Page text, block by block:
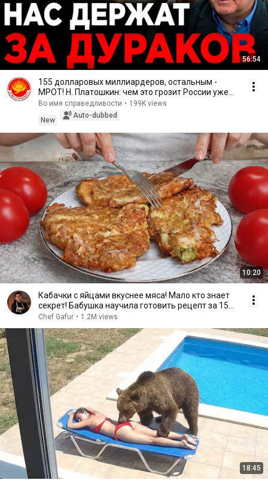
56:54
155 долларовых миллиардеров, остальным -
МРОТ! Н. Платошкин: чем это грозит России уже
завтра!
Во имя справедливости • 199K views
New
Auto-dubbed
10:20
Кабачки с яйцами вкуснее мяса! Мало кто знает
секрет! Бабушка научила готовить рецепт за 15
минут
Chef Gafur • 1.2M views
18:45